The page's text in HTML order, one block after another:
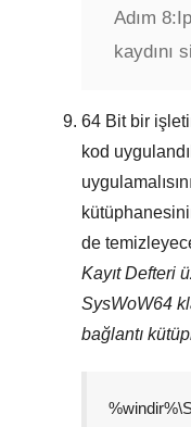
Adım 8:
kaydını
64 Bitbir
kod
de
Kayıt Defteri
SysWoW64
bağlantı